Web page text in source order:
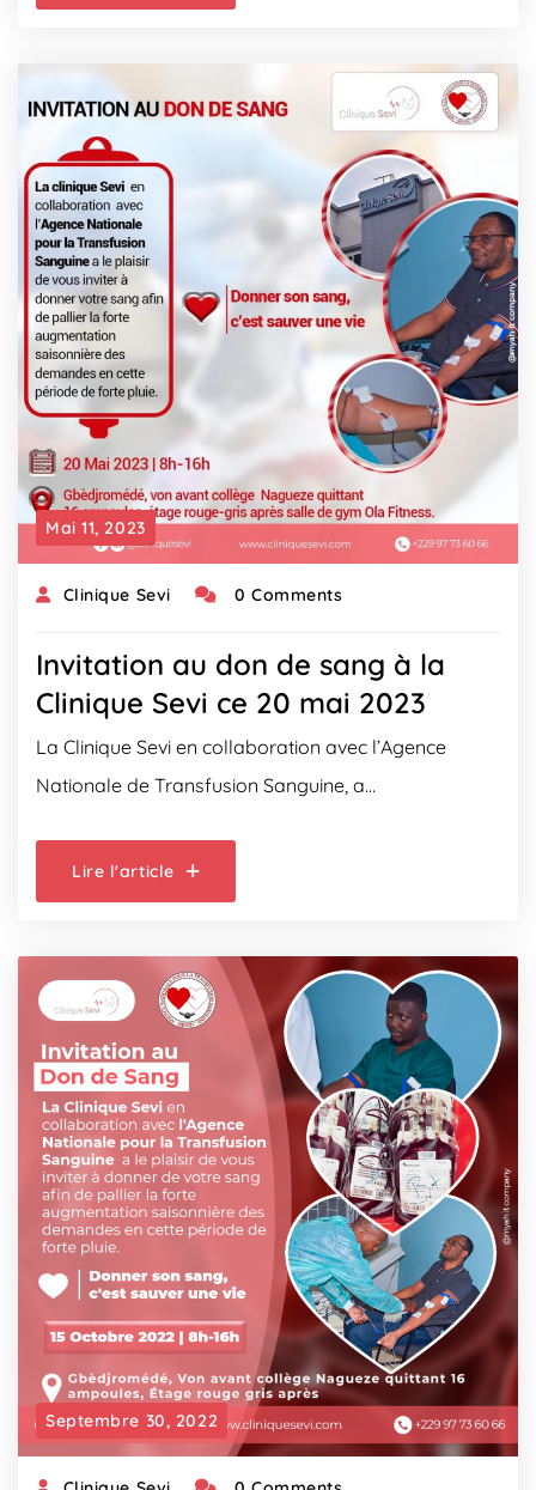
Mai 11, 2023
Clinique Sevi 0 Comments
Invitation au don de sang à la
Clinique Sevi ce 20 mai 2023
La Clinique Sevi en collaboration avec l’Agence
Nationale de Transfusion Sanguine, a…
Lire l'article
Septembre 30, 2022